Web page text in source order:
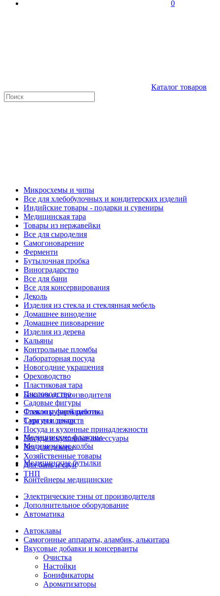
0
Каталог товаров
Микросхемы и чипы
Все для хлебобулочных и кондитерских изделий
Индийские товары - подарки и сувениры
Медицинская тара
Товары из нержавейки
Все для сыроделия
Самогоноварение
Ферменти
Бутылочная пробка
Виноградарство
Все для бани
Все для консервирования
Деколь
Изделия из стекла и стеклянная мебель
Домашнее виноделие
Домашнее пивоварение
Изделия из дерева
Кальяны
Контрольные пломбы
Лабораторная посуда
Новогодние украшения
Ореховодство
Пластиковая тара
Пчеловодство
Садовые фигуры
Стекло ручной работы
Сургуч и декор
Посуда и кухонные принадлежности
Посуда и кухонные аксессуары
Все для декора
Хозяйственные товары
Для бань и саун
ТНП
Бакалея от производителя
Флаконы фармацевтика
Тара для лекарств
Медицинские флаконы
Медицинские колбы
Медицинские бутылки
Контейнеры медицинские
Электрические тэны от производителя
Дополнительное оборудование
Автоматика
Автоклавы
Самогонные аппараты, аламбик, алькитара
Вкусовые добавки и консерванты
Очистка
Настойки
Бонификаторы
Ароматизаторы